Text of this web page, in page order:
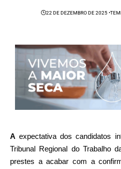
22 DE DEZEMBRO DE 2025
A expectativa dos candidatos
Tribunal Regional do Trabalho
prestes a acabar com a